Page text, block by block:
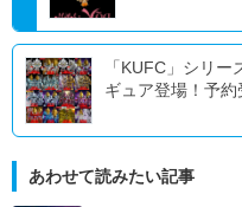
「KUFC」シリ
ギュア登場！予約
あわせて読みたい記事